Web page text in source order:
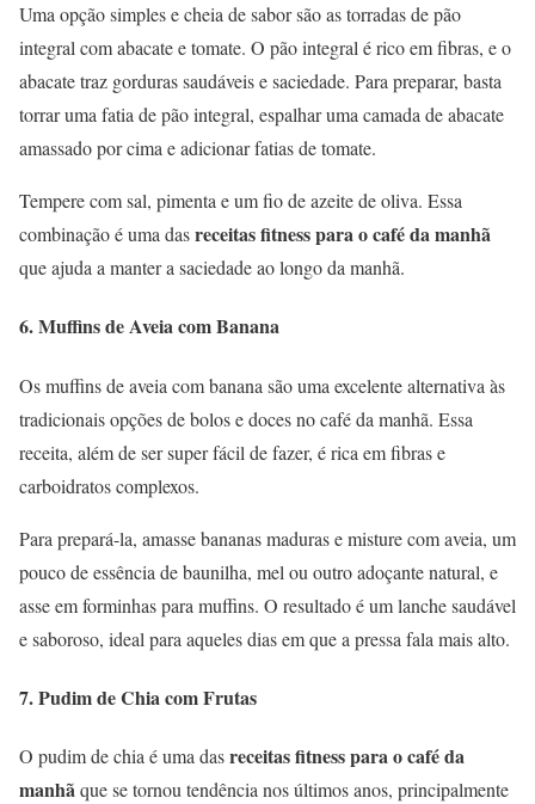
Uma opção simples e cheia de sabor são as torradas de pão
integral com abacate e tomate. O pão integral é rico em fibras, e o
abacate traz gorduras saudáveis e saciedade. Para preparar, basta
torrar uma fatia de pão integral, espalhar uma camada de abacate
amassado por cima e adicionar fatias de tomate.
Tempere com sal, pimenta e um fio de azeite de oliva. Essa
combinação é uma dasreceitas fitness para o café da manhã
que ajuda a manter a saciedade ao longo da manhã.
6.Muffins de Aveia com Banana
Os muffins de aveia com banana são uma excelente alternativa às
tradicionais opções de bolos e doces no café da manhã. Essa
receita, além de ser super fácil de fazer, é rica em fibras e
carboidratos complexos.
Para prepará-la, amasse bananas maduras e misture com aveia, um
pouco de essência de baunilha, mel ou outro adoçante natural, e
asse em forminhas para muffins. O resultado é um lanche saudável
e saboroso, ideal para aqueles dias em que a pressa fala mais alto.
7.Pudim de Chia com Frutas
O pudim de chia é uma dasreceitas fitness para o café da
manhãque se tornou tendência nos últimos anos, principalmente